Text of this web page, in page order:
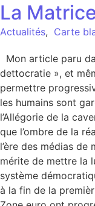
La
Actualités, Carte
Mon article paru
dettocratie », et
permettre
les humains sont
l’Allégorie de la
que l’ombre de la
l’ère des médias
mérite de mettre la
système
à la fin de la